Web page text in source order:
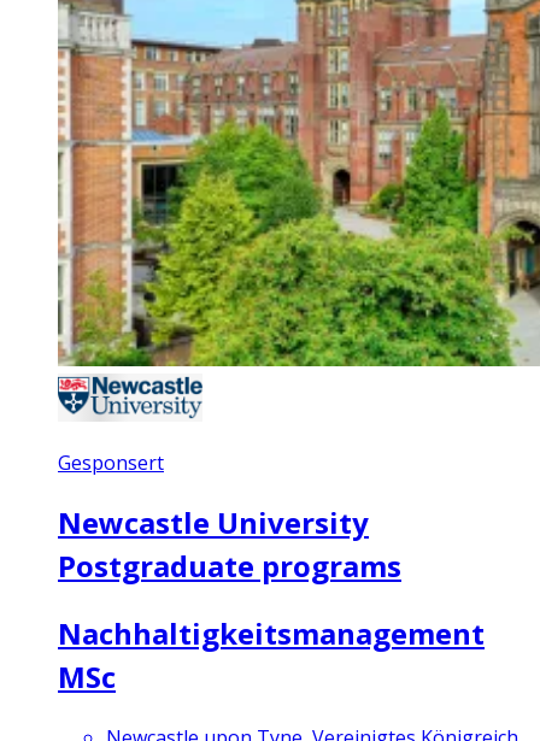
Gesponsert
Newcastle University
Postgraduate programs
Nachhaltigkeitsmanagement
MSc